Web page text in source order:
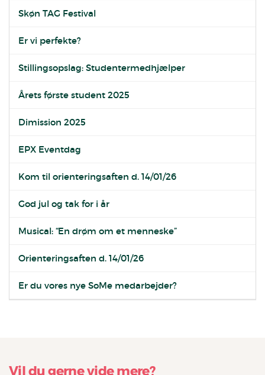
Skøn TAG Festival
Er vi perfekte?
Stillingsopslag: Studentermedhjælper
Årets første student 2025
Dimission 2025
EPX Eventdag
Kom til orienteringsaften d. 14/01/26
God jul og tak for i år
Musical: “En drøm om et menneske”
Orienteringsaften d. 14/01/26
Er du vores nye SoMe medarbejder?
Vil du gerne vide mere?